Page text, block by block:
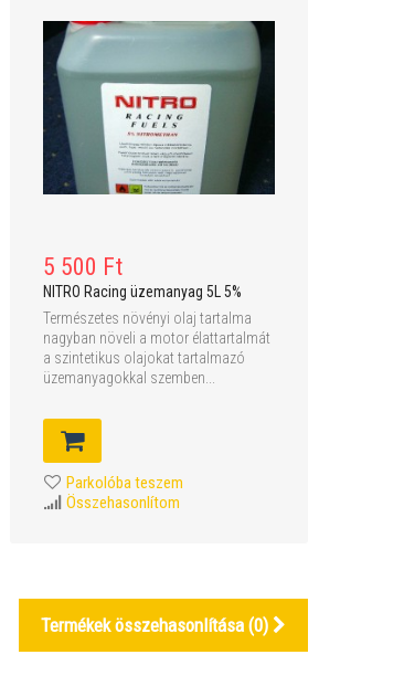
5 500 Ft
NITRO Racing üzemanyag 5L 5%
Természetes növényi olaj tartalma
nagyban növeli a motor élattartalmát
a szintetikus olajokat tartalmazó
üzemanyagokkal szemben...
Parkolóba teszem
Összehasonlítom
Termékek összehasonlítása (0)
49 900 Ft
CSR Modelltechnic etetőhajó - S